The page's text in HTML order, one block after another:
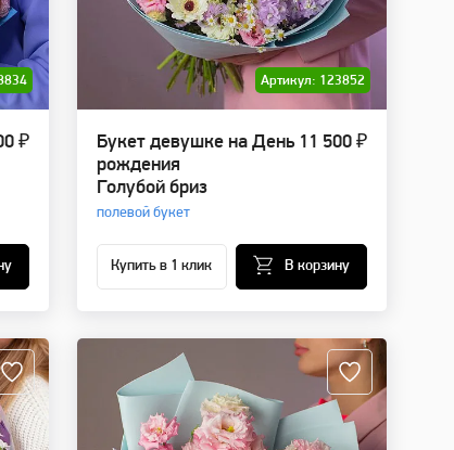
₽
Артикул: 123852
Букет девушке на День
рождения
Голубой бриз
полевой букет
11 500 ₽
Купить в 1 клик В корзину